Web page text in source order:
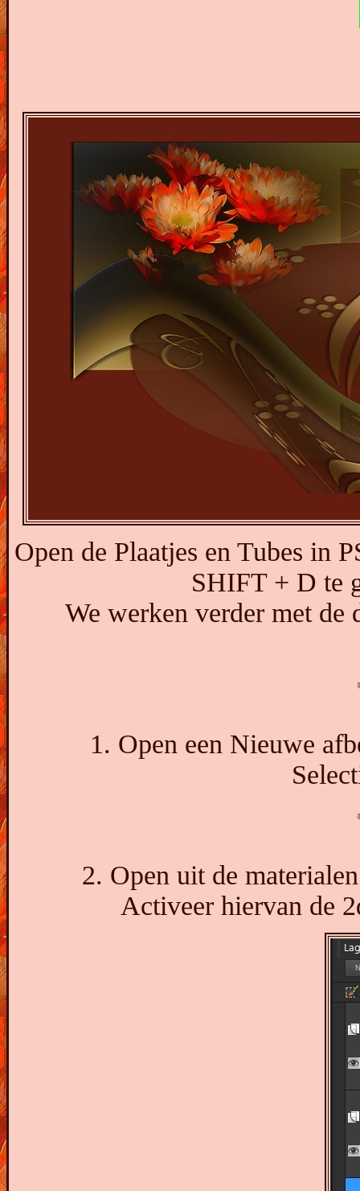
Open de Plaatjes en Tubes in
SHIFT + D te
We werken verder met de
1. Open een Nieuwe
2. Open uit de
Activeer hiervan de